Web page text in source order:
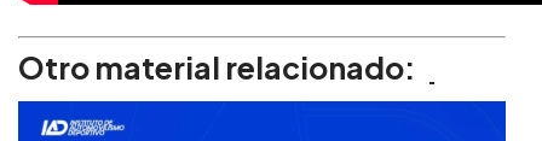
Otro material relacionado: